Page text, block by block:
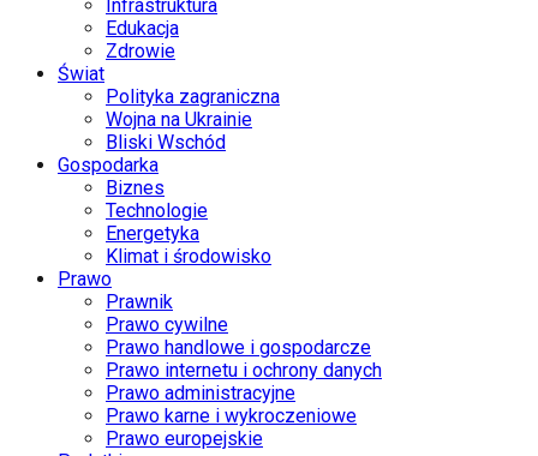
Infrastruktura
Edukacja
Zdrowie
Świat
Polityka zagraniczna
Wojna na Ukrainie
Bliski Wschód
Gospodarka
Biznes
Technologie
Energetyka
Klimat i środowisko
Prawo
Prawnik
Prawo cywilne
Prawo handlowe i gospodarcze
Prawo internetu i ochrony danych
Prawo administracyjne
Prawo karne i wykroczeniowe
Prawo europejskie